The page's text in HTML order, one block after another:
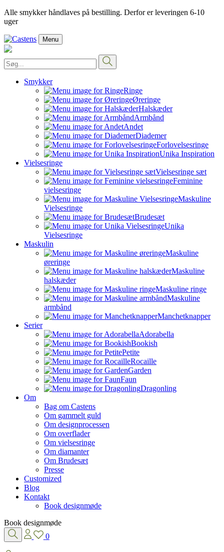
Alle smykker håndlaves på bestilling. Derfor er leveringen 6-10
uger
Menu
Smykker
Ringe
Øreringe
Halskæder
Armbånd
Andet
Diademer
Forlovelsesringe
Unika Inspiration
Vielsesringe
Vielsesringe sæt
Feminine
vielsesringe
Maskuline
Vielsesringe
Brudesæt
Unika
Vielsesringe
Maskulin
Maskuline
øreringe
Maskuline
halskæder
Maskuline ringe
Maskuline
armbånd
Manchetknapper
Serier
Adorabella
Bookish
Petite
Rocaille
Garden
Faun
Dragonling
Om
Bag om Castens
Om gammelt guld
Om designprocessen
Om overflader
Om vielsesringe
Om diamanter
Om Brudesæt
Presse
Customized
Blog
Kontakt
Book designmøde
Book designmøde
0